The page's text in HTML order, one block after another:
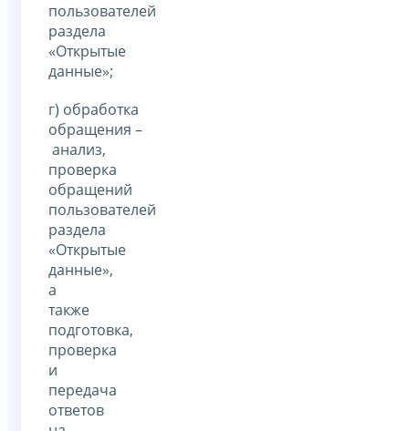
пользователей
раздела
«Открытые
данные»;
г) обработка
обращения –
анализ,
проверка
обращений
пользователей
раздела
«Открытые
данные»,
а
также
подготовка,
проверка
и
передача
ответов